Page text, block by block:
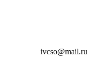
ivcso@mail.ru